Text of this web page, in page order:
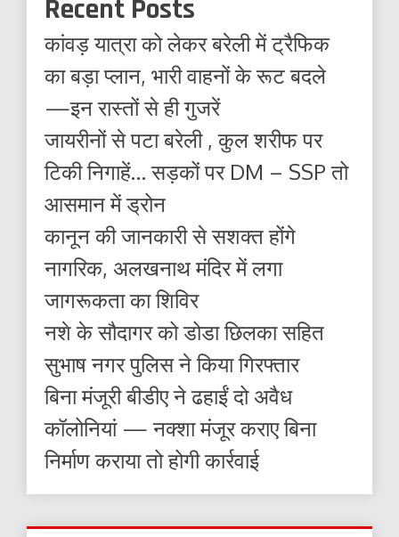
Recent Posts
कांवड़ यात्रा को लेकर बरेली में ट्रैफिक
का बड़ा प्लान, भारी वाहनों के रूट बदले
—इन रास्तों से ही गुजरें
जायरीनों से पटा बरेली , कुल शरीफ पर
टिकी निगाहें… सड़कों पर DM – SSP तो
आसमान में ड्रोन
कानून की जानकारी से सशक्त होंगे
नागरिक, अलखनाथ मंदिर में लगा
जागरूकता का शिविर
नशे के सौदागर को डोडा छिलका सहित
सुभाष नगर पुलिस ने किया गिरफ्तार
बिना मंजूरी बीडीए ने ढहाईं दो अवैध
कॉलोनियां — नक्शा मंजूर कराए बिना
निर्माण कराया तो होगी कार्रवाई